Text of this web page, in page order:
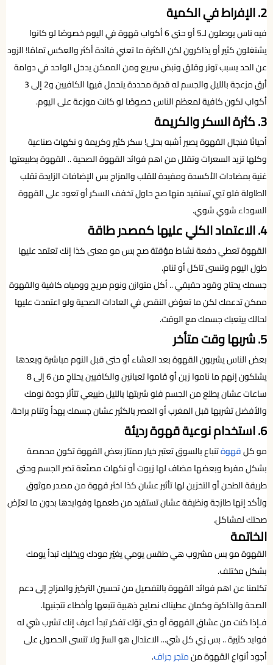
2. الإفراط في الكمية
فيه ناس يوصلون لـ5 أو حتى 6 أكواب قهوة في اليوم خصوصًا لو كانوا
يشتغلون كثير أو يذاكرون لكن الكثرة ما تعني فائدة أكثر والعكس تمامًا! الزود
عن الحد يسبب توتر وقلق ونبض سريع ومن الممكن يدخل الواحد في دوامة
أرق مزعجة بالليل والجسم له قدرة محددة يتحمل فيها الكافيين و2 إلى 3
أكواب تكون كافية لمعظم الناس خصوصًا لو كانت موزعة على اليوم.
3. كثرة السكر والكريمة
أحيانًا فنجال القهوة يصير أشبه بحلى! سكر كثير وكريمة و نكهات صناعية
وكلها تزيد السعرات وتقلل من اهم فوائد القهوة الصحية .. القهوة بطبيعتها
غنية بمضادات الأكسدة ومفيدة للقلب والمزاج بس الإضافات الزايدة تقلب
الطاولة فلو تبي تستفيد منها صح حاول تخفف السكر أو تعود على القهوة
السوداء شوي شوي.
4. الاعتماد الكلي عليها كمصدر طاقة
القهوة تعطي دفعة نشاط مؤقتة صح بس مو معنى كذا إنك تعتمد عليها
طول اليوم وتنسى تاكل أو تنام.
جسمك يحتاج وقود حقيقي .. أكل متوازن ونوم مريح وومياه كافية والقهوة
ممكن تدعمك لكن ما تعوّض النقص في العادات الصحية ولو اعتمدت عليها
لحالك بيتعبك جسمك مع الوقت.
5. شربها وقت متأخر
بعض الناس يشربون القهوة بعد العشاء أو حتى قبل النوم مباشرة وبعدها
يشتكون إنهم ما ناموا زين أو قاموا تعبانين والكافيين يحتاج من 6 إلى 8
ساعات عشان يطلع من الجسم فلو شربتها بالليل طبيعي تتأثر جودة نومك
والأفضل تشربها قبل المغرب أو العصر بالكثير عشان جسمك يهدأ وتنام براحة.
6. استخدام نوعية قهوة رديئة
مو كلقهوةتنباع بالسوق تعتبر خيار ممتاز بعض القهوة تكون محمصة
بشكل مفرط وبعضها مضاف لها زيوت أو نكهات مصنّعة تضر الجسم وحتى
طريقة الطحن أو التخزين لها تأثير عشان كذا اختَر قهوة من مصدر موثوق
وتأكد إنها طازجة ونظيفة عشان تستفيد من طعمها وفوايدها بدون ما تعرّض
صحتك لمشاكل.
الخاتمة
القهوة مو بس مشروب هي طقس يومي يغيّر مودك ويخليك تبدأ يومك
بشكل مختلف.
تكلمنا عن اهم فوائد القهوة بالتفصيل من تحسين التركيز والمزاج إلى دعم
الصحة والذاكرة وكمان عطيناك نصايح ذهبية تتبعها وأخطاء تتجنبها.
فـإذا كنت من عشاق القهوة أو حتى توّك تفكر تبدأ اعرف إنك تشرب شي له
فوايد كثيرة .. بس زي كل شي... الاعتدال هو السرّ ولا تنسى الحصول على
أجود أنواع القهوة منمتجر جراف.